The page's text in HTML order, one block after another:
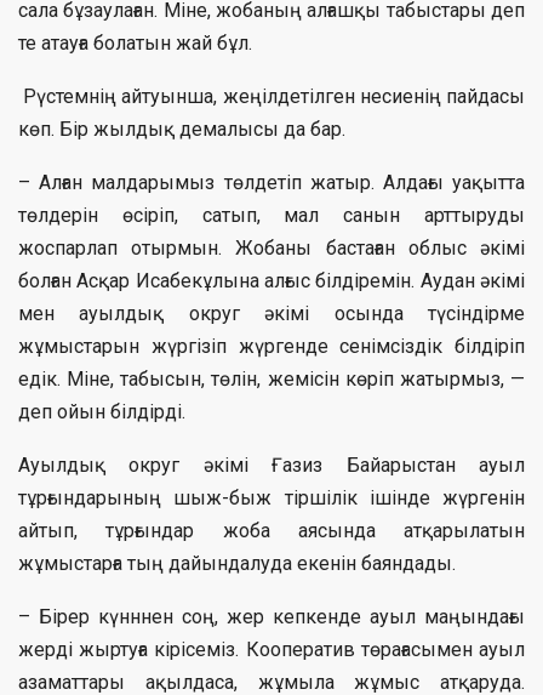
сала бұзаулаған. Міне, жобаның алғашқы табыстары деп
те атауға болатын жай бұл.
Рүстемнің айтуынша, жеңілдетілген несиенің пайдасы
көп. Бір жылдық демалысы да бар.
– Алған малдарымыз төлдетіп жатыр. Алдағы уақытта
төлдерін өсіріп, сатып, мал санын арттыруды
жоспарлап отырмын. Жобаны бастаған облыс әкімі
болған Асқар Исабекұлына алғыс білдіремін. Аудан әкімі
мен ауылдық округ әкімі осында түсіндірме
жұмыстарын жүргізіп жүргенде сенімсіздік білдіріп
едік. Міне, табысын, төлін, жемісін көріп жатырмыз, —
деп ойын білдірді.
Ауылдық округ әкімі Ғазиз Байарыстан ауыл
тұрғындарының шыж-быж тіршілік ішінде жүргенін
айтып, тұрғындар жоба аясында атқарылатын
жұмыстарға тың дайындалуда екенін баяндады.
– Бірер күнннен соң, жер кепкенде ауыл маңындағы
жерді жыртуға кірісеміз. Кооператив төрағасымен ауыл
азаматтары ақылдаса, жұмыла жұмыс атқаруда.